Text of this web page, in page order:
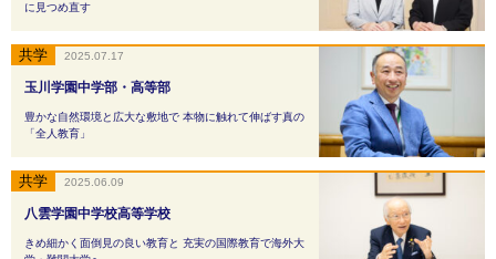
に見つめ直す
玉川学園中学部・高等部
豊かな自然環境と広大な敷地で 本物に触れて伸ばす真の
「全人教育」
2025.07.17
八雲学園中学校高等学校
きめ細かく面倒見の良い教育と 充実の国際教育で海外大
2025.06.09